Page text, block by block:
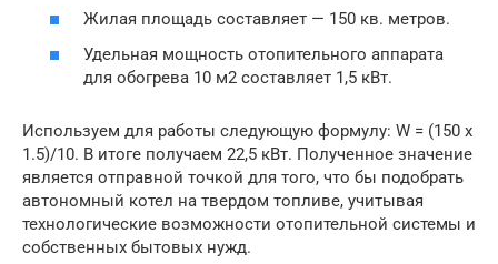
Жилая площадь составляет — 150 кв. метров.
Удельная мощность отопительного аппарата
для обогрева 10 м2 составляет 1,5 кВт.
Используем для работы следующую формулу: W = (150 х
1.5)/10. В итоге получаем 22,5 кВт. Полученное значение
является отправной точкой для того, что бы подобрать
автономный котел на твердом топливе, учитывая
технологические возможности отопительной системы и
собственных бытовых нужд.